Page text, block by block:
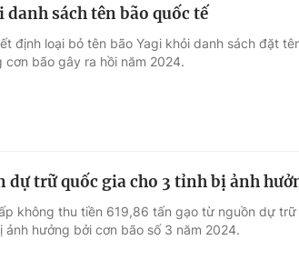
sách tên bão quốc tế
định loại bỏ tên bão Yagi khỏi danh sách đặt
bão gây ra hồi năm 2024.
dự trữ quốc gia cho 3 tỉnh bị ảnh
không thu tiền 619,86 tấn gạo từ nguồn dự
hưởng bởi cơn bão số 3 năm 2024.